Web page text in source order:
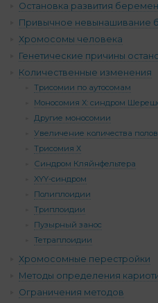
Остановка развития
Привычное невынашивание
Хромосомы человека
Генетические причины
Количественные изменения
Трисомии по аутосомам
Моносомия Х: синдром
Другие моносомии
Увеличение количества
Трисомия Х
Синдром Кляйнфельтера
XYY-синдром
Полиплоидии
Триплоидии
Пузырный занос
Тетраплоидии
Хромосомные перестройки
Методы определения
Ограничения методов